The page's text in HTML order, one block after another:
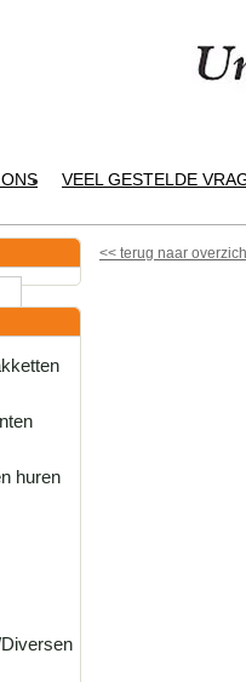
VEEL GESTELDE
huren
<< terug naar